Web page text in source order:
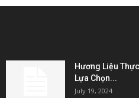
Hương Liệu
Lựa Chọn...
July 19, 2024